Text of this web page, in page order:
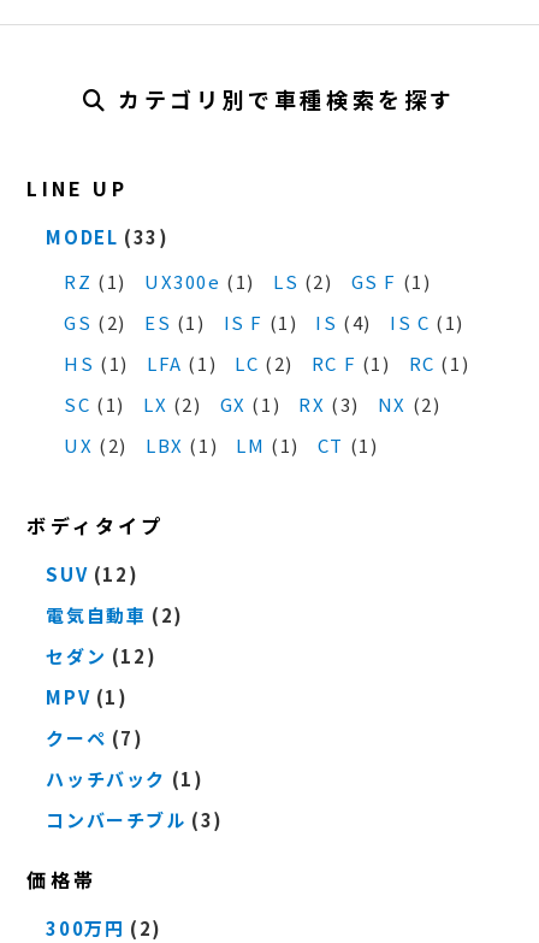
カテゴリ別で車種検索を探す
LINE UP
MODEL (33)
RZ (1) UX300e (1) LS (2) GS F (1)
GS (2) ES (1) IS F (1) IS (4) IS C (1)
HS (1) LFA (1) LC (2) RC F (1) RC (1)
SC (1) LX (2) GX (1) RX (3) NX (2)
UX (2) LBX (1) LM (1) CT (1)
ボディタイプ
SUV (12)
電気自動車 (2)
セダン (12)
MPV (1)
クーペ (7)
ハッチバック (1)
コンバーチブル (3)
価格帯
300万円 (2)